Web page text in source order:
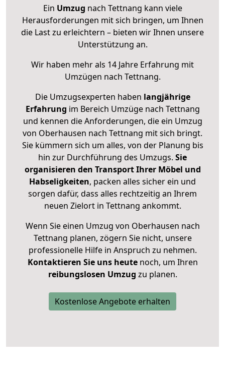
Ein Umzug nach Tettnang kann viele
Herausforderungen mit sich bringen, um Ihnen
die Last zu erleichtern – bieten wir Ihnen unsere
Unterstützung an.
Wir haben mehr als 14 Jahre Erfahrung mit
Umzügen nach Tettnang.
Die Umzugsexperten haben langjährige
Erfahrung im Bereich Umzüge nach Tettnang
und kennen die Anforderungen, die ein Umzug
von Oberhausen nach Tettnang mit sich bringt.
Sie kümmern sich um alles, von der Planung bis
hin zur Durchführung des Umzugs. Sie
organisieren den Transport Ihrer Möbel und
Habseligkeiten, packen alles sicher ein und
sorgen dafür, dass alles rechtzeitig an Ihrem
neuen Zielort in Tettnang ankommt.
Wenn Sie einen Umzug von Oberhausen nach
Tettnang planen, zögern Sie nicht, unsere
professionelle Hilfe in Anspruch zu nehmen.
Kontaktieren Sie uns heutenoch, um Ihren
reibungslosen Umzug zu planen.
Kostenlose Angebote erhalten